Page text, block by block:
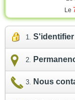
Le
S'identifier
Nous